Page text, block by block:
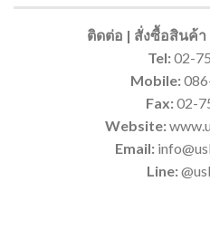
ติดต่อ | สั่งซื้อสินค้า
Tel:02-
Mobile:
Fax:02-
Website:
Email:
Line: